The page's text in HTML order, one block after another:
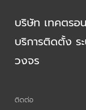
บริษัท เทคตรอ
บริการติดตั้ง
วงจร
ติดต่อ